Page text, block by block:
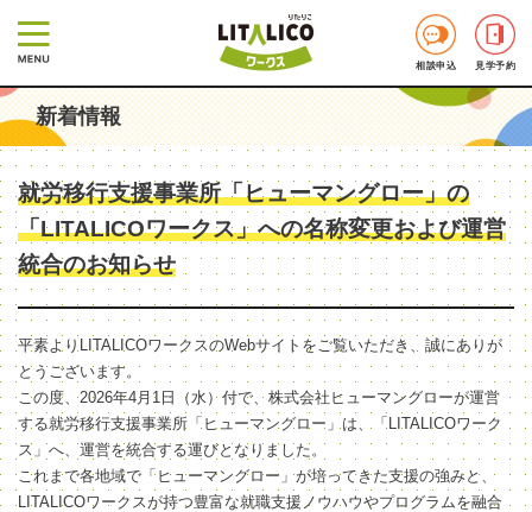
相談申込 見学予約
新着情報
就労移行支援事業所「ヒューマングロー」の
「LITALICOワークス」への名称変更および運営
統合のお知らせ
平素よりLITALICOワークスのWebサイトをご覧いただき、誠にありが
とうございます。
この度、2026年4月1日（水）付で、株式会社ヒューマングローが運営
する就労移行支援事業所「ヒューマングロー」は、「LITALICOワーク
ス」へ、運営を統合する運びとなりました。
これまで各地域で「ヒューマングロー」が培ってきた支援の強みと、
LITALICOワークスが持つ豊富な就職支援ノウハウやプログラムを融合